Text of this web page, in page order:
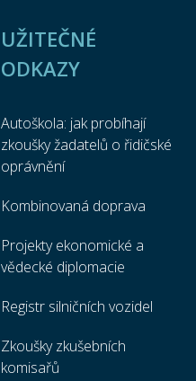
UŽITEČNÉ
ODKAZY
Autoškola: jak probíhají
zkoušky žadatelů o řidičské
oprávnění
Kombinovaná doprava
Projekty ekonomické a
vědecké diplomacie
Registr silničních vozidel
Zkoušky zkušebních
komisařů